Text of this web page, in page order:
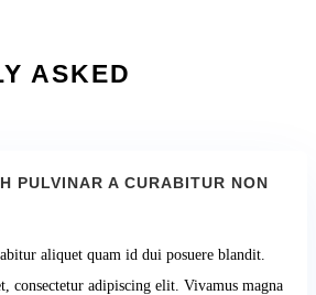
ASKED
PULVINAR A CURABITUR NON
aliquet quam id dui posuere blandit.
consectetur adipiscing elit. Vivamus magna